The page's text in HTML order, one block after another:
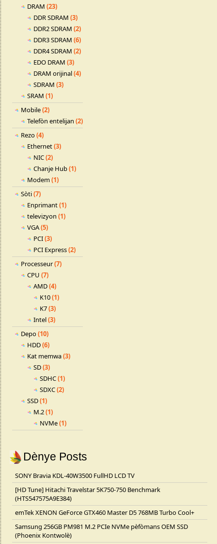
DRAM (23)
DDR SDRAM (3)
DDR2 SDRAM (2)
DDR3 SDRAM (6)
DDR4 SDRAM (2)
EDO DRAM (3)
DRAM orijinal(4)
SDRAM (3)
SRAM (1)
Mobile(2)
Telefòn entelijan (2)
Rezo(4)
Ethernet(3)
NIC(2)
Chanje Hub(1)
Modem(1)
Sòti(7)
Enprimant(1)
televizyon (1)
VGA(5)
PCI(3)
PCI Express(2)
Processeur(7)
CPU (7)
AMD(4)
K10(1)
K7(3)
Intel(3)
Depo(10)
HDD(6)
Kat memwa(3)
SD(3)
SDHC(1)
SDXC(2)
SSD(1)
M.2(1)
NVMe(1)
Dènye Posts
SONY Bravia KDL-40W3500 FullHD LCD TV
[HD Tune] Hitachi Travelstar 5K750-750 Benchmark
(HTS547575A9E384)
emTek XENON GeForce GTX460 Master D5 768MB Turbo Cool+
Samsung 256GB PM981 M.2 PCIe NVMe pèfòmans OEM SSD
(Phoenix Kontwolè)